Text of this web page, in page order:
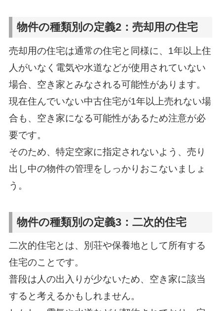
物件の種類別の定義2：売却用の住宅
売却用の住宅は通常の住宅と同様に、1年以上住
人がいなく電気や水道などが使用されていない
場合、空き家とみなされる可能性があります。
現在住んでいない中古住宅が1年以上売れない場
合も、空き家になる可能性があるため注意が必
要です。
そのため、特定空家に指定されないよう、売り
出し中の物件の管理をしっかりおこないましょ
う。
物件の種類別の定義3：二次的住宅
二次的住宅とは、別荘や保養地として所有する
住宅のことです。
普段は人の出入りが少ないため、空き家に該当
すると考えるかもしれません。